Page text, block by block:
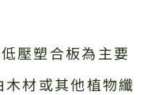
壓塑合板為主要
材或其他植物纖